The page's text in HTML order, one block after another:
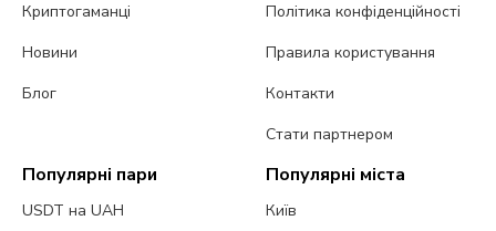
Криптогаманці
Новини
Блог
Політика конфіденційності
Правила користування
Контакти
Стати партнером
Популярні пари
USDT на UAH
Популярні міста
Київ